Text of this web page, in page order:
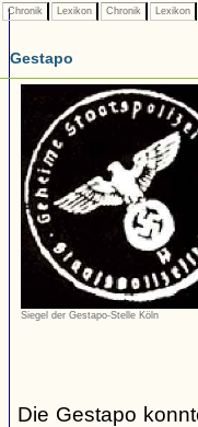
Chronik Lexikon Chronik Lexikon
Gestapo
Siegel der Gestapo-Stelle Köln
Die Gestapo